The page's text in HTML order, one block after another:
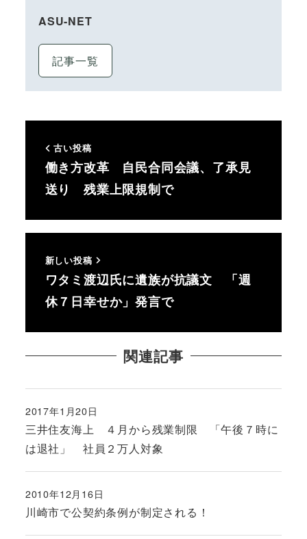
ASU-NET
記事一覧
古い投稿
働き方改革 自民合同会議、了承見
送り 残業上限規制で
新しい投稿
ワタミ渡辺氏に遺族が抗議文 「週
休７日幸せか」発言で
関連記事
三井住友海上 ４月から残業制限 「午後７時に
は退社」 社員２万人対象
投稿日
2017年1月20日
川崎市で公契約条例が制定される！
投稿日
2010年12月16日